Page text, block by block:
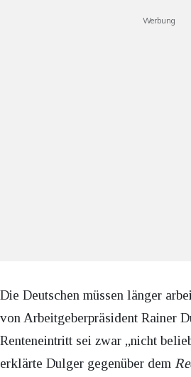
Werbung
Die Deutschen müssen länger
von Arbeitgeberpräsident Rainer
Renteneintritt sei zwar „nicht
erklärte Dulger gegenüber dem